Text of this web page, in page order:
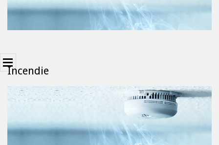
Espace
Contact
Offres
2017-
04-
Incendie